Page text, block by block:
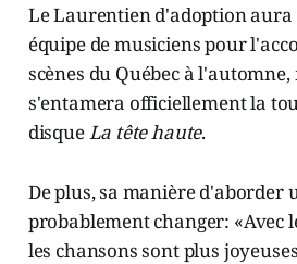
Le Laurentien d'adoption
équipe de musiciens pour
scènes du Québec à
s'entamera officiellement la
disqueLa tête haute.
De plus, sa manière d'aborder
probablement changer: «Avec
les chansons sont plus